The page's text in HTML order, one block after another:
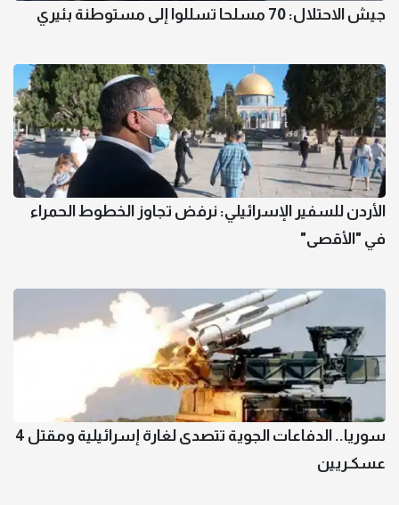
جيش الاحتلال: 70 مسلحا تسللوا إلى مستوطنة بئيري
الأردن للسفير الإسرائيلي: نرفض تجاوز الخطوط الحمراء
في "الأقصى"
سوريا.. الدفاعات الجوية تتصدى لغارة إسرائيلية ومقتل 4
عسكـريين